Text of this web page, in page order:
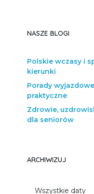
NASZE BLOGI
Polskie wczasy i
kierunki
Porady
praktyczne
Zdrowie,
dla seniorów
ARCHIWIZUJ